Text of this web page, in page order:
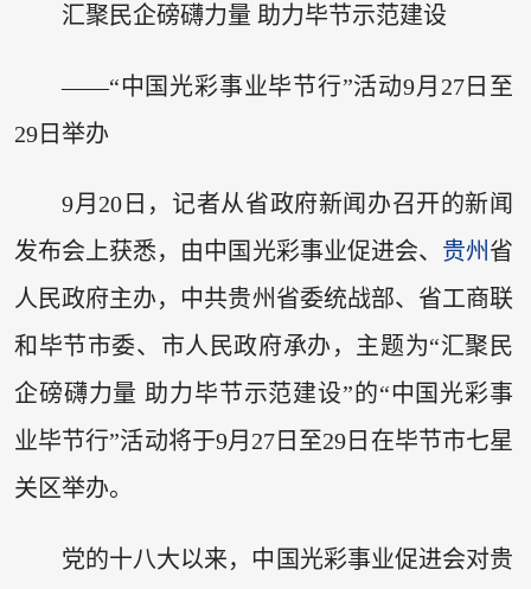
汇聚民企磅礴力量 助力毕节示范建设
——“中国光彩事业毕节行”活动9月27日至
29日举办
9月20日，记者从省政府新闻办召开的新闻
发布会上获悉，由中国光彩事业促进会、 贵州 省
人民政府主办，中共贵州省委统战部、省工商联
和毕节市委、市人民政府承办，主题为“汇聚民
企磅礴力量 助力毕节示范建设”的“中国光彩事
业毕节行”活动将于9月27日至29日在毕节市七星
关区举办。
党的十八大以来，中国光彩事业促进会对贵